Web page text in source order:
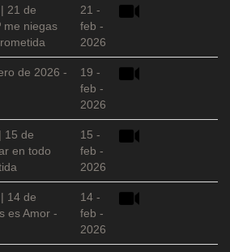
21 de
me niegas
21 -
feb -
2026
de 2026 -
19 -
feb -
2026
15 de
en todo
15 -
feb -
2026
14 de
es Amor -
14 -
feb -
2026